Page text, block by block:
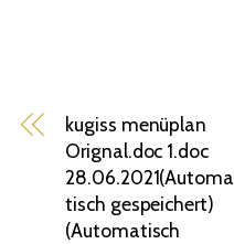
kugiss menüplan
Orignal.doc 1.doc
28.06.2021(Automa
tisch gespeichert)
(Automatisch